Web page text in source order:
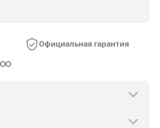
Официальная гарантия